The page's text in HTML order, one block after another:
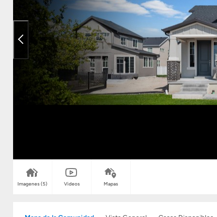
Imagenes(5) Videos Mapas